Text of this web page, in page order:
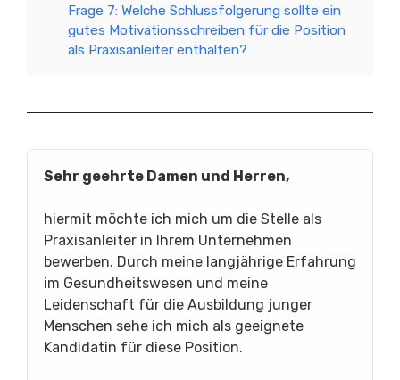
Frage 7: Welche Schlussfolgerung sollte ein
gutes Motivationsschreiben für die Position
als Praxisanleiter enthalten?
Sehr geehrte Damen und Herren,
hiermit möchte ich mich um die Stelle als
Praxisanleiter in Ihrem Unternehmen
bewerben. Durch meine langjährige Erfahrung
im Gesundheitswesen und meine
Leidenschaft für die Ausbildung junger
Menschen sehe ich mich als geeignete
Kandidatin für diese Position.